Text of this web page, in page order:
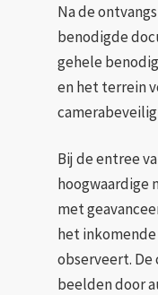
Na de
benodigde
gehele
en het terrein
Bij de entree
hoogwaardige
met
het
observeert. De
beelden door